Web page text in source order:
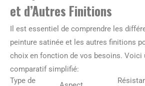
et d’Autres Finitions
Il est essentiel de comprendre les
peinture satinée et les autres finitions
choix en fonction de vos besoins. Voici
comparatif simplifié:
Type de